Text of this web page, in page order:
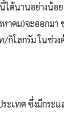
ได้นานอย่างน้อ
าคม)จะออกมา
กิโลกรัม ในช่ว
ะเทศ ซึ่งมีกระ